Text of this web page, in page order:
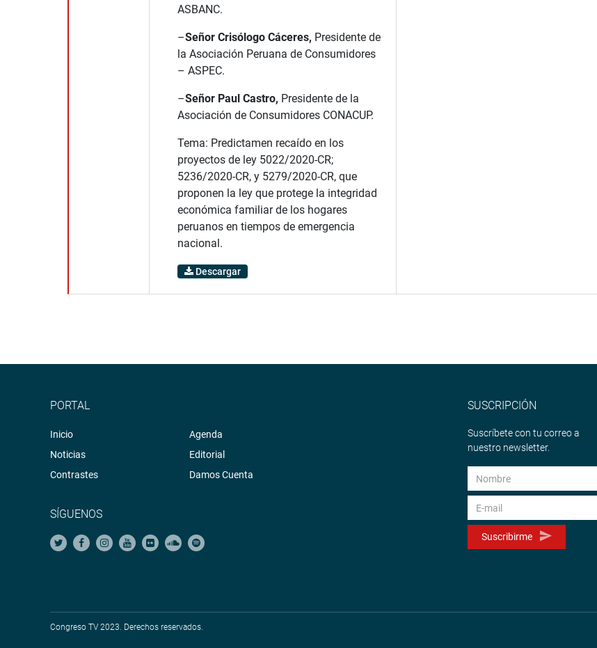
ASBANC.
–Señor Crisólogo Cáceres, Presidente de
la Asociación Peruana de Consumidores
– ASPEC.
–Señor Paul Castro, Presidente de la
Asociación de Consumidores CONACUP.
Tema: Predictamen recaído en los
proyectos de ley 5022/2020-CR;
5236/2020-CR, y 5279/2020-CR, que
proponen la ley que protege la integridad
económica familiar de los hogares
peruanos en tiempos de emergencia
nacional.
Descargar
PORTAL
Inicio
Noticias
Contrastes
Agenda
Editorial
Damos Cuenta
SÍGUENOS
SUSCRIPCIÓN
Suscríbete con tu correo a
nuestro newsletter.
Suscribirme
Congreso TV 2023. Derechos reservados.